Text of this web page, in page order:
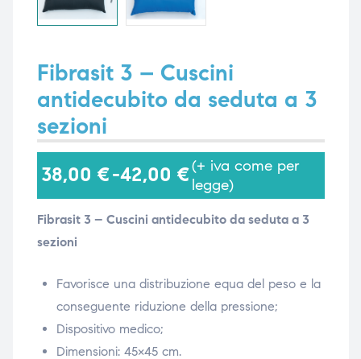
Fibrasit 3 – Cuscini
antidecubito da seduta a 3
sezioni
38,00 €-42,00 €(+ iva come per
legge)
Fibrasit 3 – Cuscini antidecubito da seduta a 3
sezioni
Favorisce una distribuzione equa del peso e la
conseguente riduzione della pressione;
Dispositivo medico;
Dimensioni: 45×45 cm.